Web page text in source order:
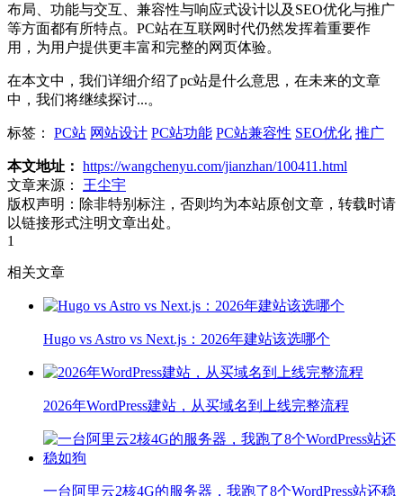
布局、功能与交互、兼容性与响应式设计以及SEO优化与推广
等方面都有所特点。PC站在互联网时代仍然发挥着重要作
用，为用户提供更丰富和完整的网页体验。
在本文中，我们详细介绍了pc站是什么意思，在未来的文章
中，我们将继续探讨...。
标签： PC站 网站设计 PC站功能 PC站兼容性 SEO优化 推广
本文地址： https://wangchenyu.com/jianzhan/100411.html
文章来源：
王尘宇
版权声明： 除非特别标注，否则均为本站原创文章，转载时请
以链接形式注明文章出处。
1
相关文章
Hugo vs Astro vs Next.js：2026年建站该选哪个
2026年WordPress建站，从买域名到上线完整流程
一台阿里云2核4G的服务器，我跑了8个WordPress站还稳